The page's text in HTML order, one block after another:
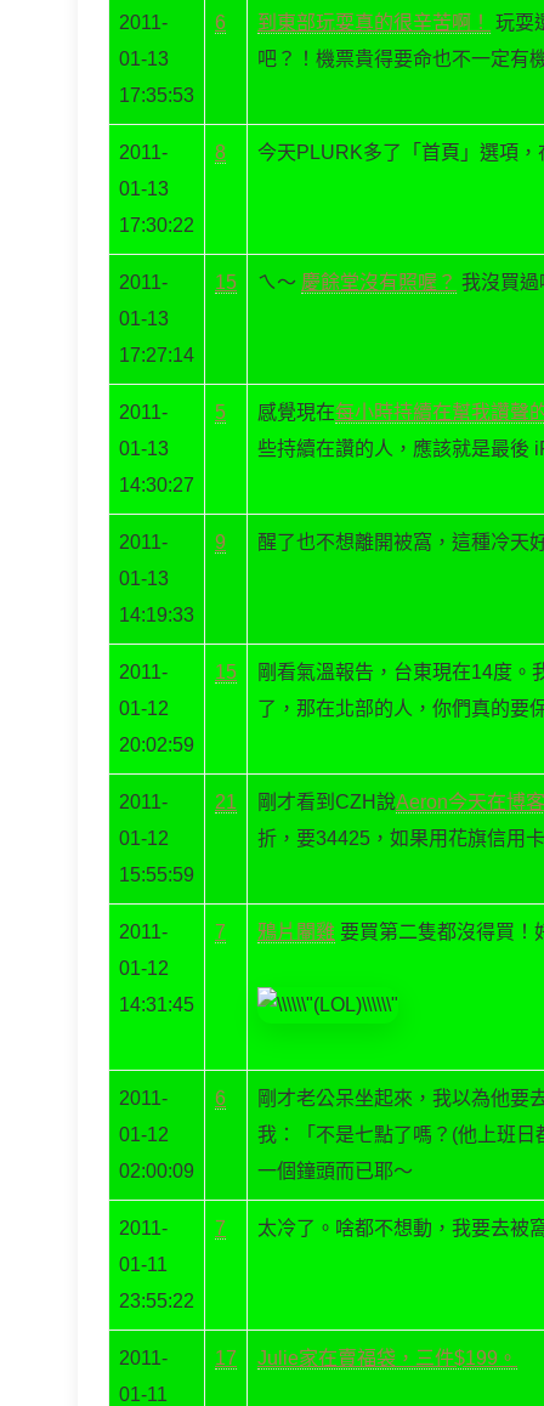
2011-
01-13
17:35:53
6 到東部玩耍真的很辛苦啊！
玩耍
吧？！機票貴得要命也不一定有
2011-
01-13
17:30:22
8 今天PLURK多了「首頁」選項
2011-
01-13
17:27:14
15 ㄟ～ 慶餘堂沒有照喔？ 我沒買
2011-
01-13
14:30:27
5 感覺現在每小時持續在幫我讚聲
些持續在讚的人，應該就是最後
2011-
01-13
14:19:33
9 醒了也不想離開被窩，這種冷天
2011-
01-12
20:02:59
15
剛看氣溫報告，台東現在14度。
了，那在北部的人，你們真的要
2011-
01-12
15:55:59
21 剛才看到CZH說Aeron今天在博
折，要34425，如果用花旗信用
2011-
01-12
14:31:45
7 鴉片閹雞 要買第二隻都沒得買！
2011-
01-12
02:00:09
6
剛才老公呆坐起來，我以為他要
我：「不是七點了嗎？(他上班
一個鐘頭而已耶～
2011-
01-11
23:55:22
7 太冷了。啥都不想動，我要去被
2011-
01-11
17 Julie家在賣福袋，三件$199。